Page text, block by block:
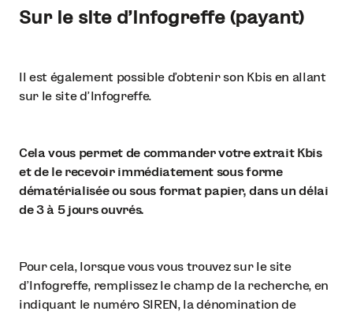
Sur le site d'Infogreffe (payant)
Il est également possible d’obtenir son Kbis en allant
sur le site d’Infogreffe.
Cela vous permet de commander votre extrait Kbis
et de le recevoir immédiatement sous forme
dématérialisée ou sous format papier, dans un délai
de 3 à 5 jours ouvrés.
Pour cela, lorsque vous vous trouvez sur le site
d’Infogreffe, remplissez le champ de la recherche, en
indiquant le numéro SIREN, la dénomination de